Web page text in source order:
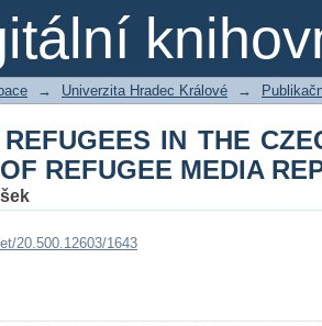
REFUGEES IN THE
REPRESENTATION
→ Univerzita Hradec Králové →
IN THE
REFUGEE MEDIA
20.500.12603/1643